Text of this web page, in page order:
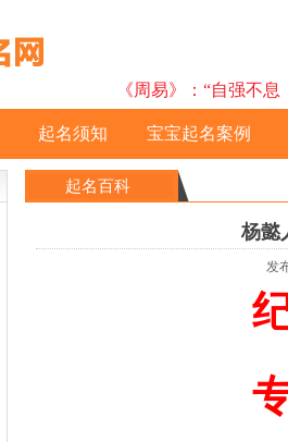
《周易》：“自强不
起名须知 宝宝起名案例
起名百科
杨懿
发